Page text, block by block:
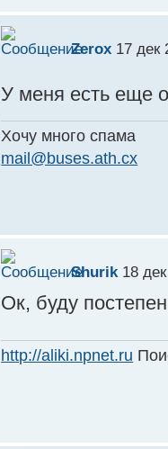
Zerox 17 дек
У меня есть еще
Хочу много спама
mail@buses.ath.cx
Shurik18
Ок, буду
http://aliki.npnet.ru